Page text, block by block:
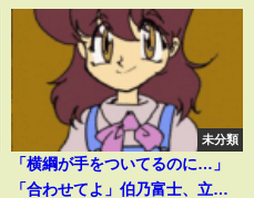
未分類
「横綱が手をついてるのに…」
「合わせてよ」伯乃富士、立ち